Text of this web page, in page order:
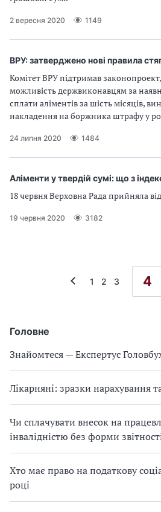
Головне
Знайомтеся — Експертус
Лікарняні: зразки нарахування
Чи сплачувати внесок на
інвалідністю без форми
Хто має право на податкову
році
2 вересня 2020 1149
ВРУ: затверджено нові правила
Комітет ВРУ підтримав
можливість держвиконавцям за
сплати аліментів за шість місяців,
накладення на боржника штрафу у
24 липня 2020 1484
Аліменти у твердій сумі: що з
18 червня Верховна Рада прийняла
19 червня 2020 3182
1 2 3 4